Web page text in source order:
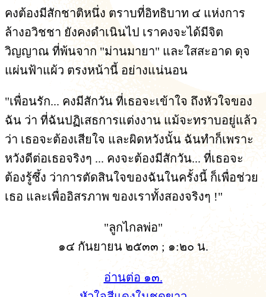
คงต้องมีสักชาติหนึ่ง ตราบที่อิทธิบาท ๔ แห่งการ
ล้างอวิชชา ยังคงดำเนินไป เราคงจะได้มีจิต
วิญญาณ ที่พ้นจาก "ม่านมายา" และใสสะอาด ดุจ
แผ่นฟ้าแผ้ว ตรงหน้านี้ อย่างแน่นอน
"เพื่อนรัก... คงมีสักวัน ที่เธอจะเข้าใจ ถึงหัวใจของ
ฉัน ว่า ที่ฉันปฏิเสธการแต่งงาน แม้จะทราบอยู่แล้ว
ว่า เธอจะต้องเสียใจ และผิดหวังนั้น ฉันทำก็เพราะ
หวังดีต่อเธอจริงๆ ... คงจะต้องมีสักวัน... ที่เธอจะ
ต้องรู้ซึ้ง ว่าการตัดสินใจของฉันในครั้งนี้ ก็เพื่อช่วย
เธอ และเพื่ออิสรภาพ ของเราทั้งสองจริงๆ !"
"ลูกไกลพ่อ"
๑๔ กันยายน ๒๕๓๓ ; ๑:๒๐ น.
อ่านต่อ ๑๓.